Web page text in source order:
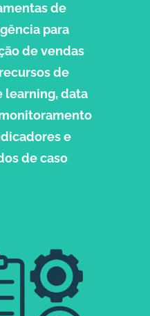
de
para
de vendas
de
learning, data
e
de caso